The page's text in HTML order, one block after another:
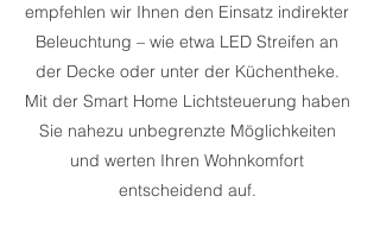
empfehlen wir Ihnen den Einsatz indirekter
Beleuchtung – wie etwa LED Streifen an
der Decke oder unter der Küchentheke.
Mit der Smart Home Lichtsteuerung haben
Sie nahezu unbegrenzte Möglichkeiten
und werten Ihren Wohnkomfort
entscheidend auf.